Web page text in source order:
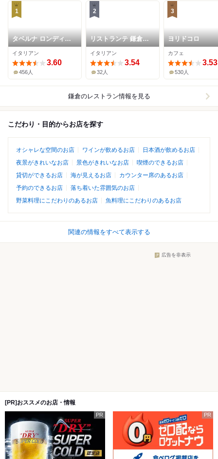
1
タベルナ ロンディー
ノ
イタリアン
3.60
456人
2
リストランテ 鎌倉フ
ェリーチェ
イタリアン
3.54
32人
3
ヨリドコロ
カフェ
3.53
530人
鎌倉のレストラン情報を見る
こだわり・目的からお店を探す
オシャレな空間のお店 ワインが飲めるお店
日本酒が飲めるお店
夜景がきれいなお店
景色がきれいなお店
喫煙のできるお店
貸切ができるお店
海が見えるお店
カウンター席のあるお店
予約のできるお店
落ち着いた雰囲気のお店
野菜料理にこだわりのあるお店
魚料理にこだわりのあるお店
関連の情報をすべて表示する
広告を非表示
[PR]おススメのお店・情報
PR PR